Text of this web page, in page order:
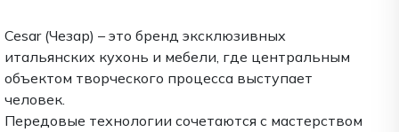
Cesar (Чезар) – это бренд эксклюзивных
итальянских кухонь и мебели, где центральным
объектом творческого процесса выступает
человек.
Передовые технологии сочетаются с мастерством